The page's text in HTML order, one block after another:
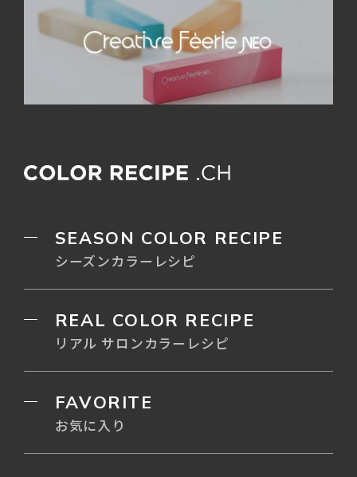
SEASON COLOR RECIPE
シーズンカラーレシピ
REAL COLOR RECIPE
リアル サロンカラーレシピ
FAVORITE
お気に入り